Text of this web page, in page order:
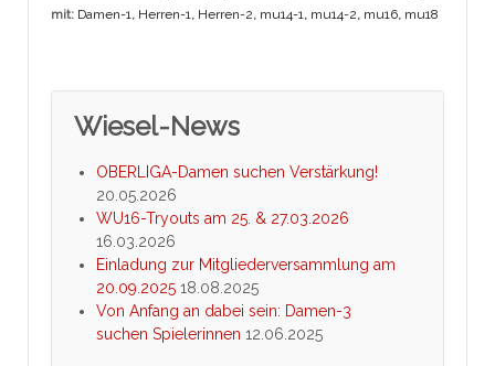
mit: Damen-1 , Herren-1 , Herren-2, mu14-1 , mu14-2, mu16, mu18
Wiesel-News
OBERLIGA-Damen suchen Verstärkung!
20.05.2026
WU16-Tryouts am 25. & 27.03.2026
16.03.2026
Einladung zur Mitgliederversammlung am
20.09.2025 18.08.2025
Von Anfang an dabei sein: Damen-3
suchen Spielerinnen 12.06.2025